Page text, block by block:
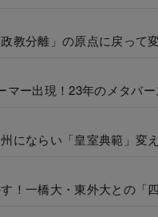
教分離」の原点に戻って
マー出現！23年のメタバ
にならい「皇室典範」変
！一橋大・東外大との「